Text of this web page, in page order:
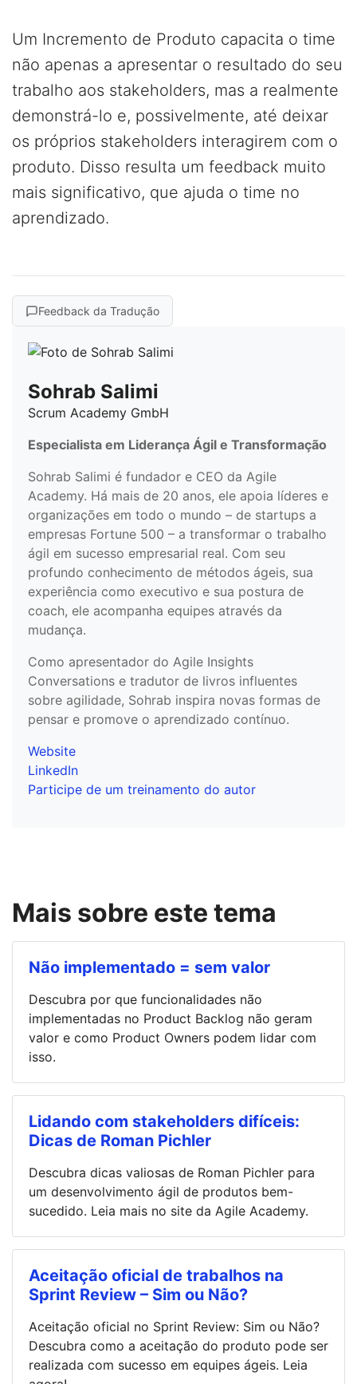
Um Incremento de Produto capacita o time
não apenas a apresentar o resultado do seu
trabalho aos stakeholders, mas a realmente
demonstrá-lo e, possivelmente, até deixar
os próprios stakeholders interagirem com o
produto. Disso resulta um feedback muito
mais significativo, que ajuda o time no
aprendizado.
Feedback da Tradução
Sohrab Salimi
Scrum Academy GmbH
Especialista em Liderança Ágil e Transformação
Sohrab Salimi é fundador e CEO da Agile
Academy. Há mais de 20 anos, ele apoia líderes e
organizações em todo o mundo – de startups a
empresas Fortune 500 – a transformar o trabalho
ágil em sucesso empresarial real. Com seu
profundo conhecimento de métodos ágeis, sua
experiência como executivo e sua postura de
coach, ele acompanha equipes através da
mudança.
Como apresentador do Agile Insights
Conversations e tradutor de livros influentes
sobre agilidade, Sohrab inspira novas formas de
pensar e promove o aprendizado contínuo.
Website
LinkedIn
Participe de um treinamento do autor
Mais sobre este tema
Não implementado = sem valor
Descubra por que funcionalidades não
implementadas no Product Backlog não geram
valor e como Product Owners podem lidar com
isso.
Lidando com stakeholders difíceis:
Dicas de Roman Pichler
Descubra dicas valiosas de Roman Pichler para
um desenvolvimento ágil de produtos bem-
sucedido. Leia mais no site da Agile Academy.
Aceitação oficial de trabalhos na
Sprint Review – Sim ou Não?
Aceitação oficial no Sprint Review: Sim ou Não?
Descubra como a aceitação do produto pode ser
realizada com sucesso em equipes ágeis. Leia